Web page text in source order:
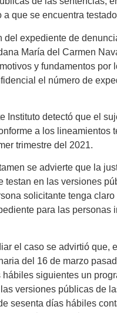
que se encuentra
expediente de
María del Carmen
y fundamentos por
el número de
Instituto detectó que el
a los lineamientos
trimestre del 2021.
se advierte que la
testan en las versiones
solicitante tenga claro
para las personas
el caso se advirtió que,
del 16 de marzo
siguientes un
versiones públicas de
sesenta días hábiles